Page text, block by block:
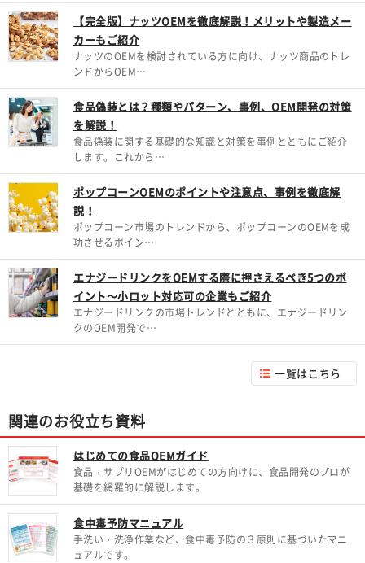
【完全版】ナッツOEMを徹底解説！メリットや製造メー
カーもご紹介
ナッツのOEMを検討されている方に向け、ナッツ商品のトレ
ンドからOEM…
食品偽装とは？種類やパターン、事例、OEM開発の対策
を解説！
食品偽装に関する基礎的な知識と対策を事例とともにご紹介
します。これから…
ポップコーンOEMのポイントや注意点、事例を徹底解
説！
ポップコーン市場のトレンドから、ポップコーンのOEMを成
功させるポイン…
エナジードリンクをOEMする際に押さえるべき5つのポ
イント～小ロット対応可の企業もご紹介
エナジードリンクの市場トレンドとともに、エナジードリン
クのOEM開発で…
一覧はこちら
関連のお役立ち資料
はじめての食品OEMガイド
食品・サプリOEMがはじめての方向けに、食品開発のプロが
基礎を網羅的に解説します。
食中毒予防マニュアル
手洗い・洗浄作業など、食中毒予防の３原則に基づいたマニ
ュアルです。